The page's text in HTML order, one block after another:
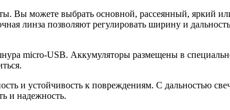
Вы можете выбрать основной, рассеянный, яркий
линза позволяют регулировать ширину и
micro-USB. Аккумуляторы размещены в
и устойчивость к повреждениям. С дальностью
и надежность.